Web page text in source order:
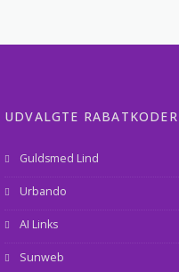
UDVALGTE RABATKODER
Guldsmed Lind
Urbando
AI Links
Sunweb